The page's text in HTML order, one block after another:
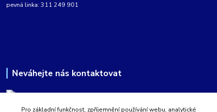
pevná linka: 311 249 901
Neváhejte nás kontaktovat
Pro základní funkčnost, zpříjemnění používání webu, analytické